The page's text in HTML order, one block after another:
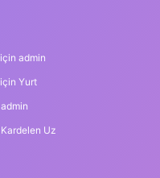
için admin
için Yurt
admin
Kardelen Uz